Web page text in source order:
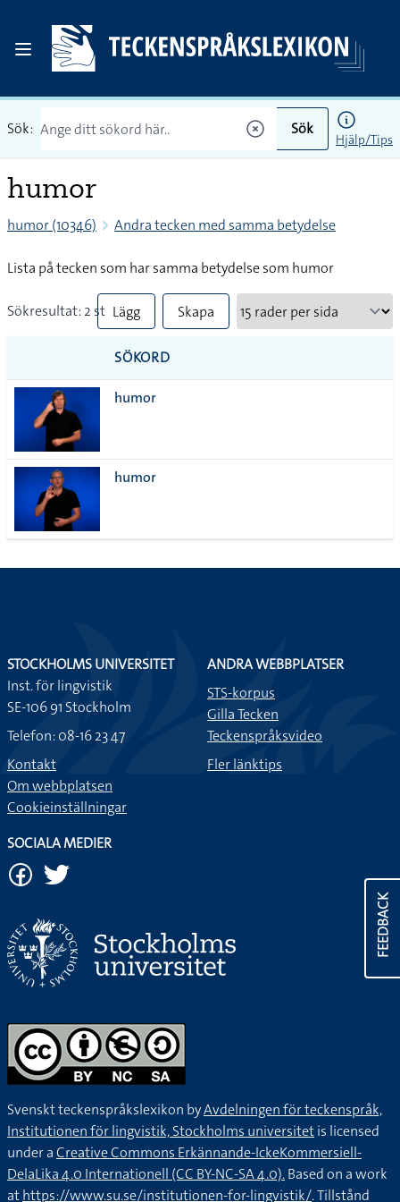
Sök: Sök
Hjälp/Tips
humor
humor (10346) Andra tecken med samma betydelse
Lista på tecken som har samma betydelse som humor
Sökresultat: 2 st Lägg
till
alla i
Skapa
SÖKORD
humor
humor
FEEDBACK
STOCKHOLMS UNIVERSITET
Inst. för lingvistik
SE-106 91 Stockholm
Telefon: 08-16 23 47
Kontakt
Om webbplatsen
Cookieinställningar
ANDRA WEBBPLATSER
STS-korpus
Gilla Tecken
Teckenspråksvideo
Fler länktips
SOCIALA MEDIER
Svenskt teckenspråkslexikon byAvdelningen för teckenspråk,
Institutionen för lingvistik, Stockholms universitetis licensed
under aCreative Commons Erkännande-IckeKommersiell-
DelaLika 4.0 Internationell (CC BY-NC-SA 4.0).Based on a work
athttps://www.su.se/institutionen-for-lingvistik/. Tillstånd